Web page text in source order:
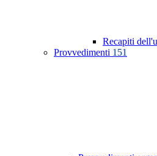
Recapiti
Provvedimenti 151